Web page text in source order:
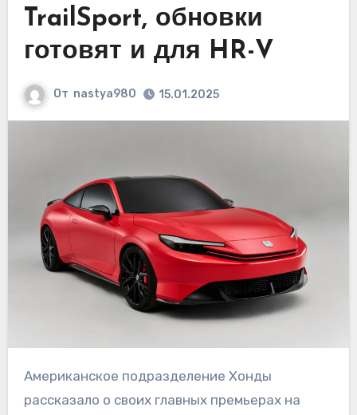
TrailSport, обновки
готовят и для HR-V
От nastya980 15.01.2025
Американское подразделение Хонды
рассказало о своих главных премьерах на